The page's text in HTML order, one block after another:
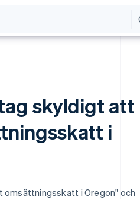
skyldigt att
i
omsättningsskatt i Oregon" och